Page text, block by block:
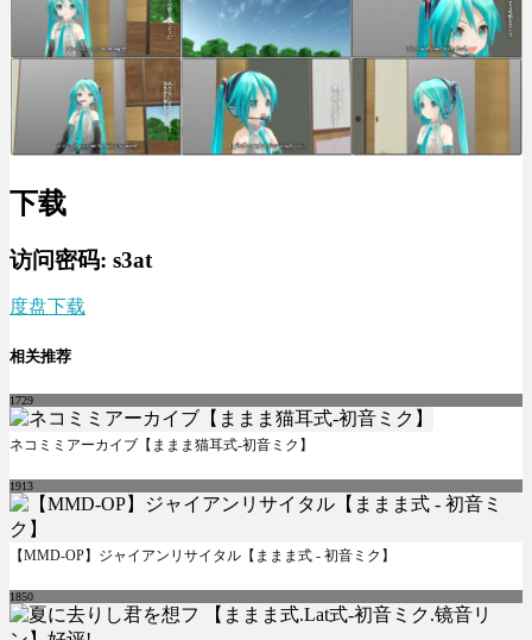
下载
访问密码: s3at
度盘下载
相关推荐
1729
ネコミミアーカイブ【ままま猫耳式-初音ミク】
1913
【MMD-OP】ジャイアンリサイタル【ままま式 - 初音ミク】
1850